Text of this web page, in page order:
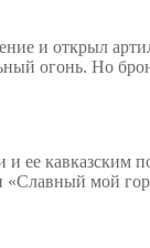
и открыл
огонь. Но
ее кавказским
«Славный мой